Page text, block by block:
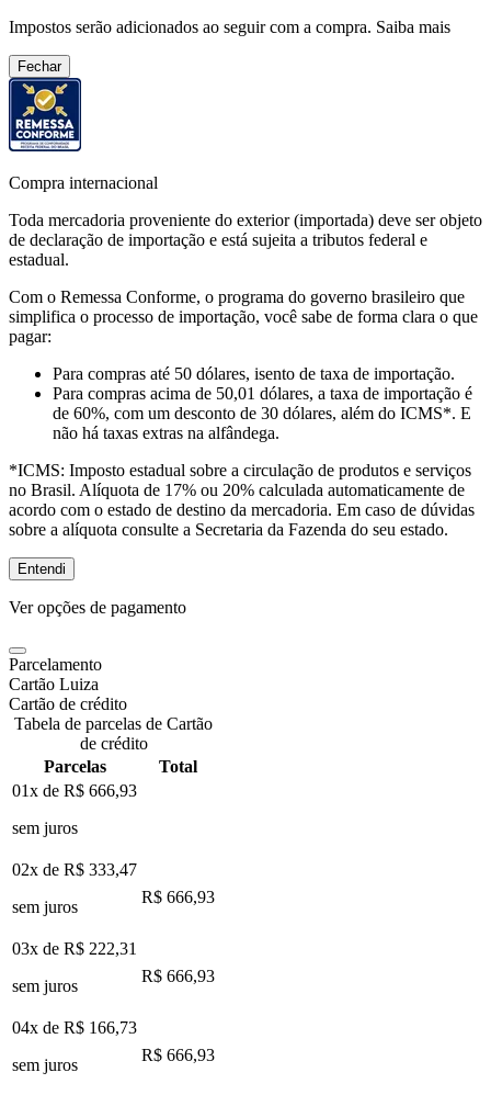
Impostos serão adicionados ao seguir com a compra. Saiba mais
Fechar
Compra internacional
Toda mercadoria proveniente do exterior (importada) deve ser objeto
de declaração de importação e está sujeita a tributos federal e
estadual.
Com o Remessa Conforme, o programa do governo brasileiro que
simplifica o processo de importação, você sabe de forma clara o que
pagar:
Para compras até 50 dólares, isento de taxa de importação.
Para compras acima de 50,01 dólares, a taxa de importação é
de 60%, com um desconto de 30 dólares, além do ICMS*. E
não há taxas extras na alfândega.
*ICMS: Imposto estadual sobre a circulação de produtos e serviços
no Brasil. Alíquota de 17% ou 20% calculada automaticamente de
acordo com o estado de destino da mercadoria. Em caso de dúvidas
sobre a alíquota consulte a Secretaria da Fazenda do seu estado.
Entendi
Ver opções de pagamento
Parcelamento
Cartão Luiza
Cartão de crédito
Tabela de parcelas de Cartão
de crédito
Parcelas
Total
01x de R$ 666,93
sem juros
02x de R$ 333,47
sem juros
R$ 666,93
03x de R$ 222,31
sem juros
R$ 666,93
04x de R$ 166,73
sem juros
R$ 666,93